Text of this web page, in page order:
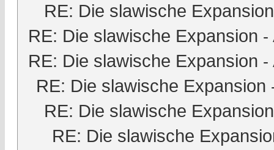
RE: Die slawische Expansion
RE: Die slawische Expansion -
RE: Die slawische Expansion -
RE: Die slawische Expansion
RE: Die slawische Expansion
RE: Die slawische